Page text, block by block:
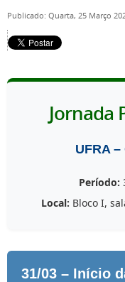
Publicado: Quarta, 25 Março
Jornada
UFRA
Período:
Local: Bloco I,
31/03 – Início